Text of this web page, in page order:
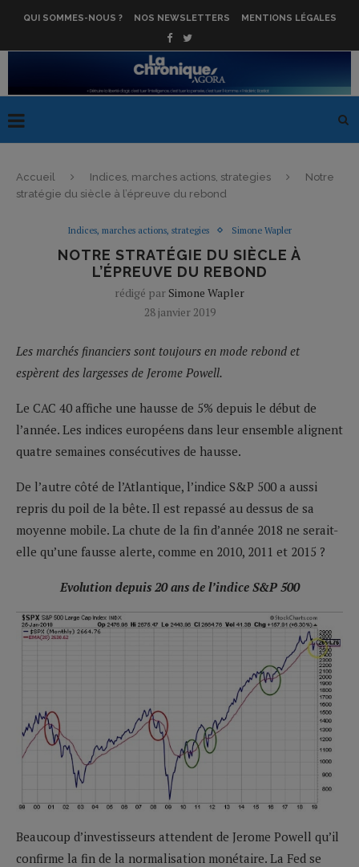
QUI SOMMES-NOUS ? NOS NEWSLETTERS MENTIONS LÉGALES
Accueil Indices, marches actions, strategies
Notre
stratégie du siècle à l’épreuve du rebond
Indices, marches actions, strategies Simone Wapler
NOTRE STRATÉGIE DU SIÈCLE À
L’ÉPREUVE DU REBOND
rédigé par Simone Wapler
28 janvier 2019
Les marchés financiers sont toujours en mode rebond et
espèrent des largesses de Jerome Powell.
Le CAC 40 affiche une hausse de 5% depuis le début de
l’année. Les indices européens dans leur ensemble alignent
quatre semaines consécutives de hausse.
De l’autre côté de l’Atlantique, l’indice S&P 500 a aussi
repris du poil de la bête. Il est repassé au dessus de sa
moyenne mobile. La chute de la fin d’année 2018 ne serait-
elle qu’une fausse alerte, comme en 2010, 2011 et 2015 ?
Evolution depuis 20 ans de l’indice S&P 500
Beaucoup d’investisseurs attendent de Jerome Powell qu’il
confirme la fin de la normalisation monétaire. La Fed se